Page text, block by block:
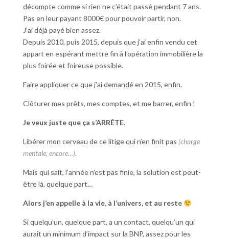
décompte comme si rien ne c’était passé pendant 7 ans.
Pas en leur payant 8000€ pour pouvoir partir, non.
J’ai déjà payé bien assez.
Depuis 2010, puis 2015, depuis que j’ai enfin vendu cet
appart en espérant mettre fin à l’opération immobilière la
plus foirée et foireuse possible.
Faire appliquer ce que j’ai demandé en 2015, enfin.
Clôturer mes prêts, mes comptes, et me barrer, enfin !
Je veux juste que ça s’ARRÊTE.
Libérer mon cerveau de ce litige qui n’en finit pas (charge
mentale, encore…).
Mais qui sait, l’année n’est pas finie, la solution est peut-
être là, quelque part…
Alors j’en appelle à la vie, à l’univers, et au reste
Si quelqu’un, quelque part, a un contact, quelqu’un qui
aurait un minimum d’impact sur la BNP, assez pour les